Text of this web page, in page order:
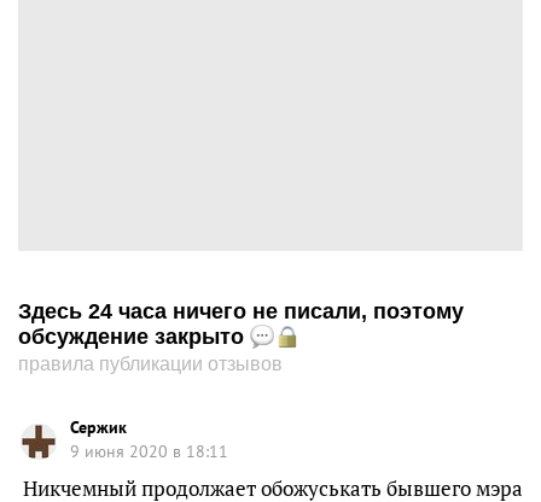
Здесь 24 часа ничего не писали, поэтому
обсуждение закрыто
правила публикации отзывов
Сержик
9 июня 2020 в 18:11
Никчемный продолжает обожуськать бывшего мэра